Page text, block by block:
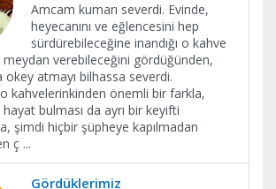
Amcam kumarı severdi. Evinde,
heyecanını ve eğlencesini hep
sürdürebileceğine inandığı o kahve
verebileceğini gördüğünden,
okey atmayı bilhassa severdi.
kahvelerinkinden önemli bir farkla,
hayat bulması da ayrı bir keyifti
şimdi hiçbir şüpheye kapılmadan
ç ...
Gördüklerimiz